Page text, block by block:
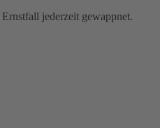
jederzeit gewappnet.